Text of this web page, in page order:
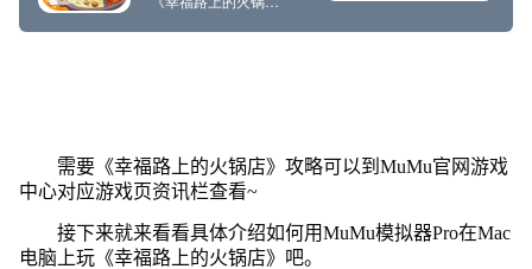
需要《幸福路上的火锅店》攻略可以到MuMu官网游戏
中心对应游戏页资讯栏查看~
接下来就来看看具体介绍如何用MuMu模拟器Pro在Mac
电脑上玩《幸福路上的火锅店》吧。